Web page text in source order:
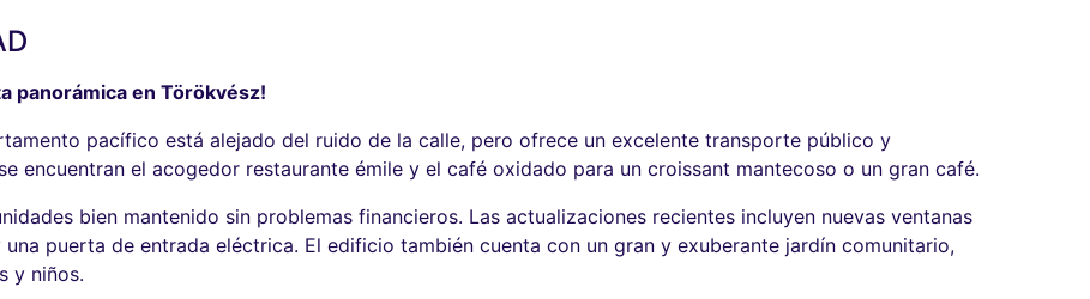
panorámica en Törökvész!
pacífico está alejado del ruido de la calle, pero ofrece un excelente transporte público y
encuentran el acogedor restaurante émile y el café oxidado para un croissant mantecoso o un gran café.
bien mantenido sin problemas financieros. Las actualizaciones recientes incluyen nuevas ventanas
puerta de entrada eléctrica. El edificio también cuenta con un gran y exuberante jardín comunitario,
y niños.